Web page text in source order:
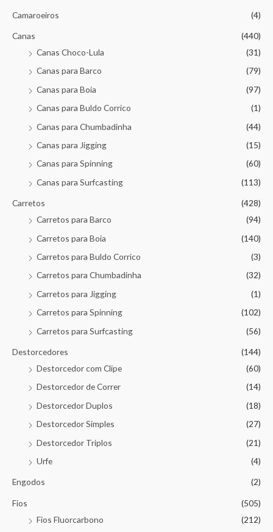
Camaroeiros (4)
Canas
(440)
Canas Choco-Lula
(31)
Canas para Barco
(79)
Canas para Boia
(97)
Canas para Buldo Corrico
(1)
Canas para Chumbadinha
(44)
Canas para Jigging
(15)
Canas para Spinning
(60)
Canas para Surfcasting
(113)
Carretos
(428)
Carretos para Barco
(94)
Carretos para Boia
(140)
Carretos para Buldo Corrico
(3)
Carretos para Chumbadinha
(32)
Carretos para Jigging
(1)
Carretos para Spinning
(102)
Carretos para Surfcasting
(56)
Destorcedores
(144)
Destorcedor com Clipe
(60)
Destorcedor de Correr
(14)
Destorcedor Duplos
(18)
Destorcedor Simples
(27)
Destorcedor Triplos
(21)
Urfe
(4)
Engodos (2)
Fios
(505)
Fios Fluorcarbono
(212)